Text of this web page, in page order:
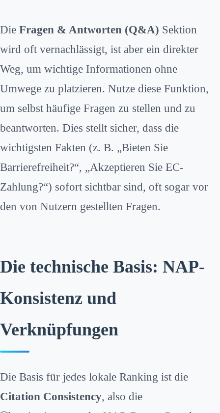
Die Fragen & Antworten (Q&A) Sektion
wird oft vernachlässigt, ist aber ein direkter
Weg, um wichtige Informationen ohne
Umwege zu platzieren. Nutze diese Funktion,
um selbst häufige Fragen zu stellen und zu
beantworten. Dies stellt sicher, dass die
wichtigsten Fakten (z. B. „Bieten Sie
Barrierefreiheit?“, „Akzeptieren Sie EC-
Zahlung?“) sofort sichtbar sind, oft sogar vor
den von Nutzern gestellten Fragen.
Die technische Basis: NAP-
Konsistenz und
Verknüpfungen
Die Basis für jedes lokale Ranking ist die
Citation Consistency, also die